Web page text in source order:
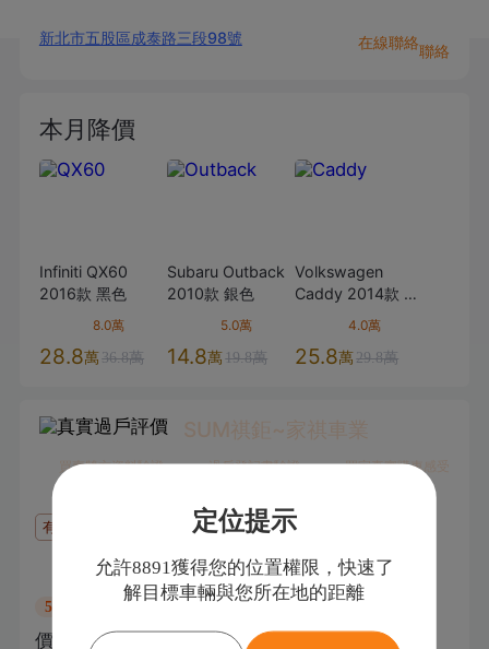
新北市五股區成泰路三段98號 在線聯絡聯絡
本月降價
Infiniti QX60
2016款 黑色
8.0萬
28.8萬36.8萬
Subaru Outback
2010款 銀色
5.0萬
14.8萬19.8萬
Volkswagen
Caddy 2014款 棕
4.0萬
25.8萬29.8萬
SUM祺鉅~家祺車業
買賣雙方資料驗證 過戶登記書驗證 買家真實購車感受
有圖片
8891user 過戶登記
5.0 購車： Peugeot 307
價格很公道, 很熱心負責, 承諾買家的部分
定位提示
允許8891獲得您的位置權限，快速了
解目標車輛與您所在地的距離